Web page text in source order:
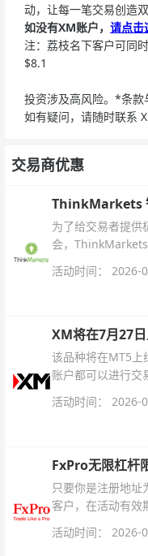
动，让每一笔交易创造双
如没有XM账户， 请点击
注：荔枝名下客户可同
$8.1
投资涉及高风险。*条款
如有疑问，请随时联系
交易商优惠
ThinkMarkets
为了给交易者提供
会，
杆配置、支持软件
活动时间： 2026-
XM将在7月27
该品种将在MT5上
账户都可以进行交
活动时间： 2026-
FxPro无限杠杆
只要你是注册地址
客户，在活动有效
活动时间： 2026-